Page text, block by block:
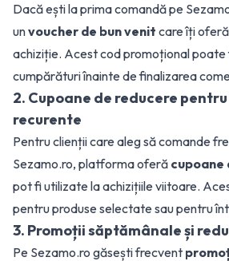
Dacă ești la prima comandă pe
unvoucher de bun venit care îți
achiziție. Acest cod promoțional poate
cumpărături înainte de finalizarea
2. Cupoane de reducere
recurente
Pentru clienții care aleg să comande
Sezamo.ro, platforma oferă
pot fi utilizate la achizițiile viitoare.
pentru produse selectate sau pentru
3. Promoții săptămânale și
Pe Sezamo.ro găsești frecvent